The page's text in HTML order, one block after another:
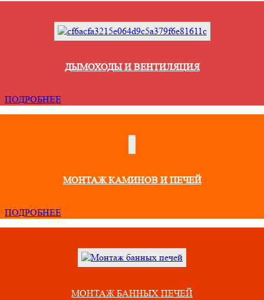
ДЫМОХОДЫ И ВЕНТИЛЯЦИЯ
ПОДРОБНЕЕ
МОНТАЖ КАМИНОВ И ПЕЧЕЙ
ПОДРОБНЕЕ
МОНТАЖ БАННЫХ ПЕЧЕЙ